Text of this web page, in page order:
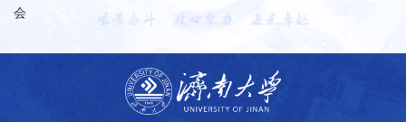
会